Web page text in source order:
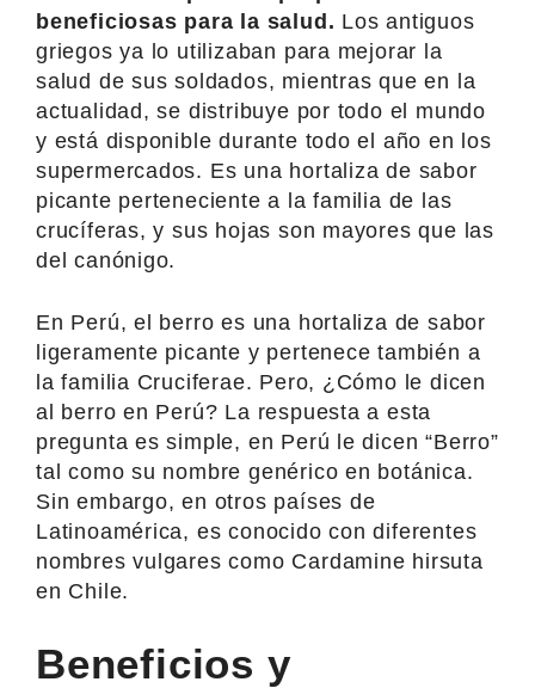
beneficiosas para la salud. Los antiguos
griegos ya lo utilizaban para mejorar la
salud de sus soldados, mientras que en la
actualidad, se distribuye por todo el mundo
y está disponible durante todo el año en los
supermercados. Es una hortaliza de sabor
picante perteneciente a la familia de las
crucíferas, y sus hojas son mayores que las
del canónigo.
En Perú, el berro es una hortaliza de sabor
ligeramente picante y pertenece también a
la familia Cruciferae. Pero, ¿Cómo le dicen
al berro en Perú? La respuesta a esta
pregunta es simple, en Perú le dicen “Berro”
tal como su nombre genérico en botánica.
Sin embargo, en otros países de
Latinoamérica, es conocido con diferentes
nombres vulgares como Cardamine hirsuta
en Chile.
Beneficios y